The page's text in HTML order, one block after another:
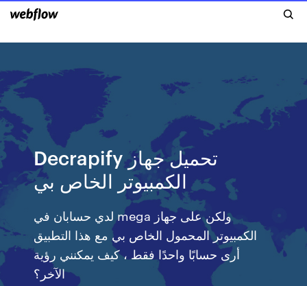
Decrapify تحميل جهاز
الكمبيوتر الخاص بي
لدي حسابان في mega ولكن على جهاز
الكمبيوتر المحمول الخاص بي مع هذا التطبيق
أرى حسابًا واحدًا فقط ، كيف يمكنني رؤية
الآخر؟